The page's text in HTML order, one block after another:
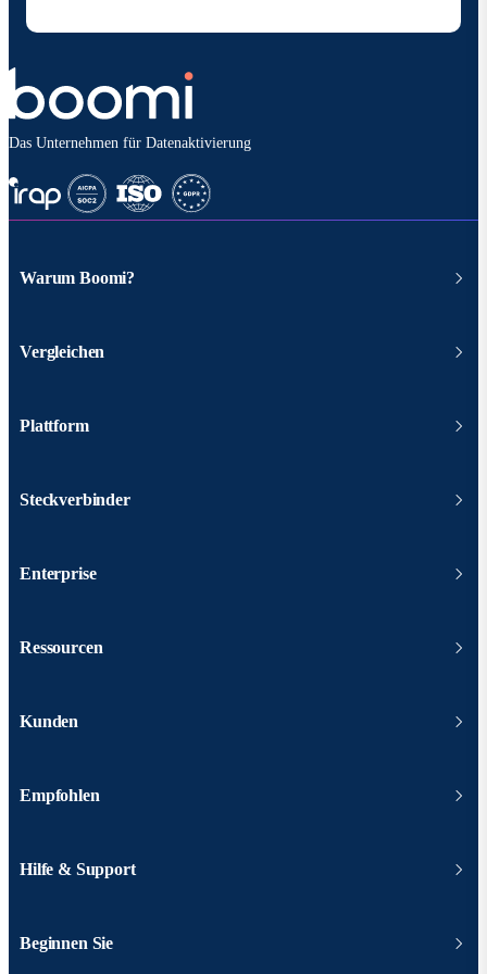
Das Unternehmen für Datenaktivierung
Warum Boomi?
Vergleichen
Plattform
Steckverbinder
Enterprise
Ressourcen
Kunden
Empfohlen
Hilfe & Support
Beginnen Sie